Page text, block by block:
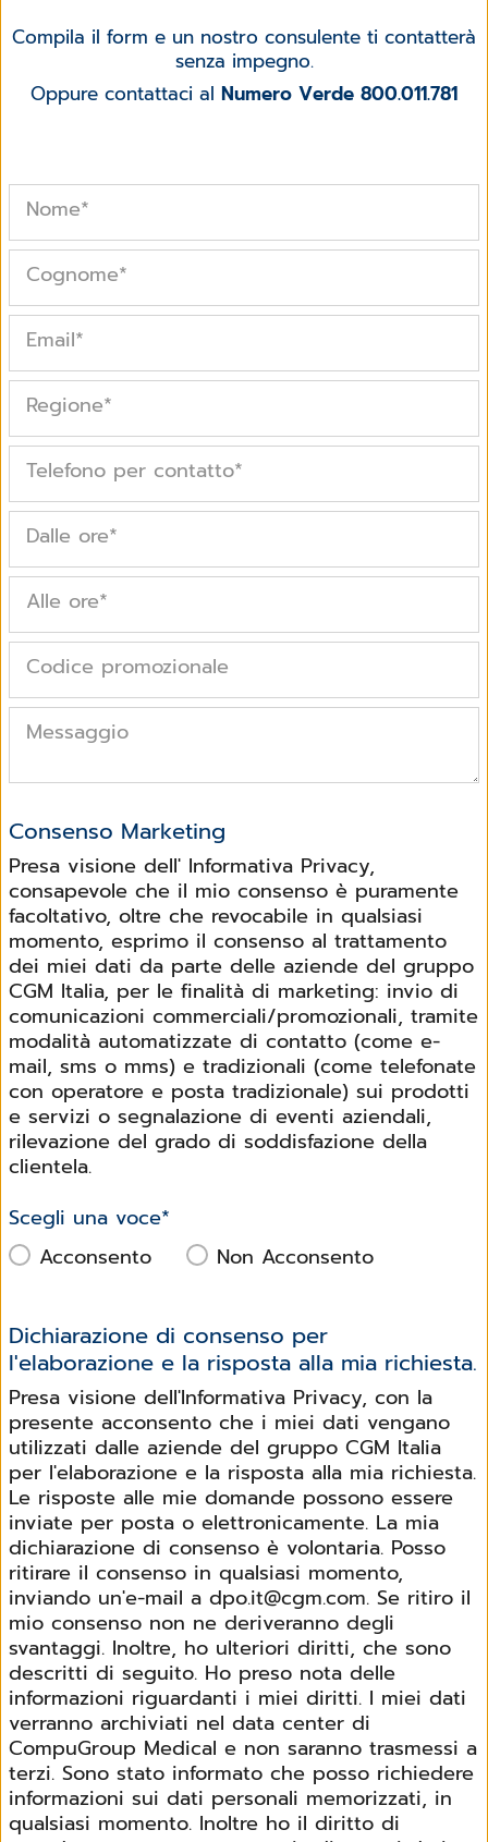
Compila il form e un nostro consulente ti contatterà
senza impegno.
Oppure contattaci al Numero Verde 800.011.781
Nome*
Cognome*
Email*
Regione*
Telefono per contatto*
Dalle ore*
Alle ore*
Codice promozionale
Messaggio
Consenso Marketing
Presa visione dell' Informativa Privacy,
consapevole che il mio consenso è puramente
facoltativo, oltre che revocabile in qualsiasi
momento, esprimo il consenso al trattamento
dei miei dati da parte delle aziende del gruppo
CGM Italia, per le finalità di marketing: invio di
comunicazioni commerciali/promozionali, tramite
modalità automatizzate di contatto (come e-
mail, sms o mms) e tradizionali (come telefonate
con operatore e posta tradizionale) sui prodotti
e servizi o segnalazione di eventi aziendali,
rilevazione del grado di soddisfazione della
clientela.
Scegli una voce*
Acconsento
Non Acconsento
Dichiarazione di consenso per
l'elaborazione e la risposta alla mia richiesta.
Presa visione dell'Informativa Privacy, con la
presente acconsento che i miei dati vengano
utilizzati dalle aziende del gruppo CGM Italia
per l'elaborazione e la risposta alla mia richiesta.
Le risposte alle mie domande possono essere
inviate per posta o elettronicamente. La mia
dichiarazione di consenso è volontaria. Posso
ritirare il consenso in qualsiasi momento,
inviando un'e-mail a dpo.it@cgm.com. Se ritiro il
mio consenso non ne deriveranno degli
svantaggi. Inoltre, ho ulteriori diritti, che sono
descritti di seguito. Ho preso nota delle
informazioni riguardanti i miei diritti. I miei dati
verranno archiviati nel data center di
CompuGroup Medical e non saranno trasmessi a
terzi. Sono stato informato che posso richiedere
informazioni sui dati personali memorizzati, in
qualsiasi momento. Inoltre ho il diritto di